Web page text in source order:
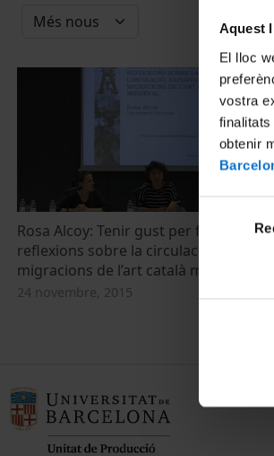
Aquest
El lloc
vostra
obtenir
de
Rosa Alcoy: Tenir gust per fer negoci:
reflexions sobre la circulació,
migracions de l’art català medieval
24 novembre, 2015